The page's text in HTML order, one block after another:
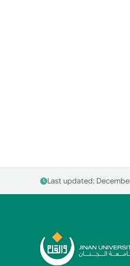
Last updated: